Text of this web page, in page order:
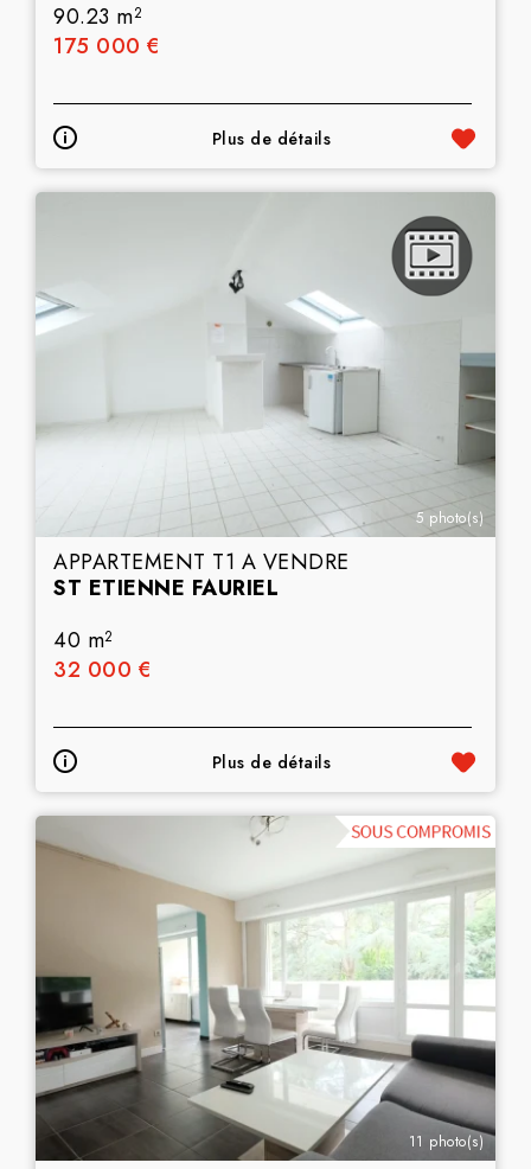
90.23 m2
175 000 €
Plus de détails
5 photo(s)
APPARTEMENT T1 A VENDRE
ST ETIENNE FAURIEL
40 m2
32 000 €
Plus de détails
11 photo(s)